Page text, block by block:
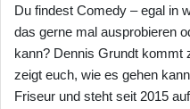
Du findest Comedy – egal in
das gerne mal ausprobieren
kann? Dennis Grundt kommt
zeigt euch, wie es gehen
Friseur und steht seit 2015